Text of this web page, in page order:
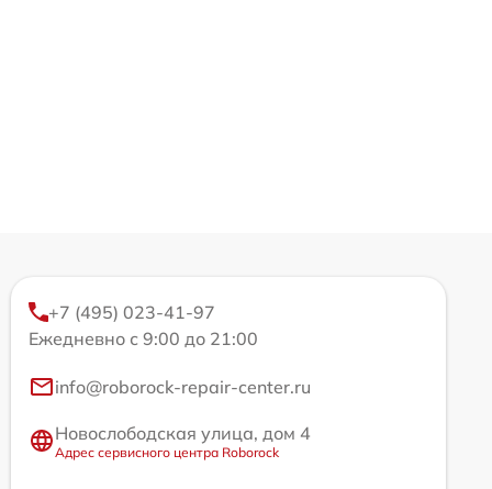
+7 (495) 023-41-97
Ежедневно с 9:00 до 21:00
info@roborock-repair-center.ru
Новослободская улица, дом 4
Адрес сервисного центра Roborock